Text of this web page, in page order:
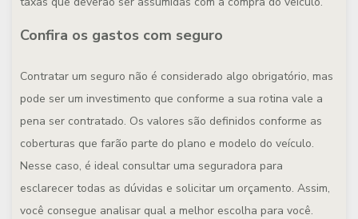
Confira os gastos com seguro
Contratar um seguro não é considerado algo obrigatório, mas
pode ser um investimento que conforme a sua rotina vale a
pena ser contratado. Os valores são definidos conforme as
coberturas que farão parte do plano e modelo do veículo.
Nesse caso, é ideal consultar uma seguradora para
esclarecer todas as dúvidas e solicitar um orçamento. Assim,
você consegue analisar qual a melhor escolha para você.